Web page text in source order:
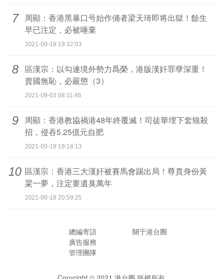
周顯：香港黑暴口号始作俑者梁天琦即将出獄！餘生
早已注定，必被唾棄
2021-09-19 19:32:03
7
區漢宗：以勾連境外勢力爲榮，港版漢奸罪孽深重！
賣國無恥，必嚴懲（3）
2021-09-03 08:11:46
8
周顯：香港教協禍港48年終覆滅！司徒華埋下套狼殺
招，侵吞5.25億元自肥
2021-09-19 19:18:13
9
區漢宗：香港三大漢奸被賽馬會踢出局！尊貴身份黃
粱一夢，注定要遺臭萬年
2021-09-18 20:59:25
10
關于港台圈
總編寄語
廣告服務
管理團隊